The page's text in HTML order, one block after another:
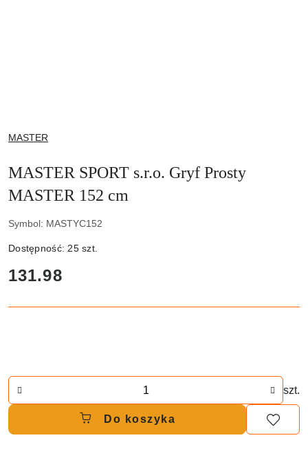
NAZWA
PRODUCENTA:
MASTER
MASTER SPORT s.r.o. Gryf Prosty
MASTER 152 cm
Symbol: MASTYC152
Dostępność:25szt.
cena:
131.98
szt.
Do koszyka